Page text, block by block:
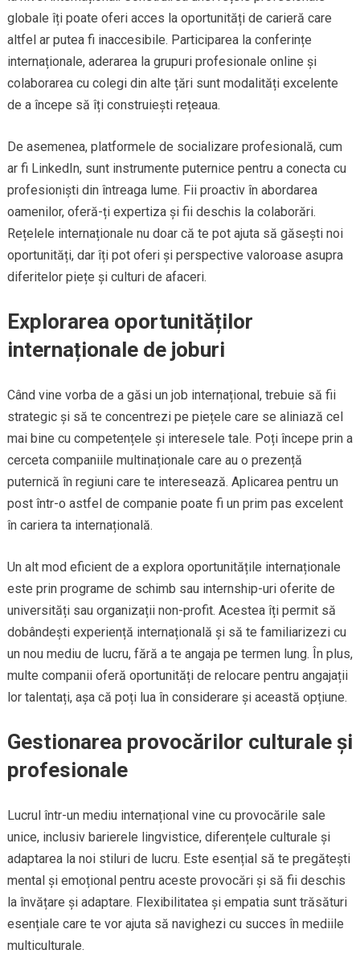
globale îți poate oferi acces la oportunități de carieră care
altfel ar putea fi inaccesibile. Participarea la conferințe
internaționale, aderarea la grupuri profesionale online și
colaborarea cu colegi din alte țări sunt modalități excelente
de a începe să îți construiești rețeaua.
De asemenea, platformele de socializare profesională, cum
ar fi LinkedIn, sunt instrumente puternice pentru a conecta cu
profesioniști din întreaga lume. Fii proactiv în abordarea
oamenilor, oferă-ți expertiza și fii deschis la colaborări.
Rețelele internaționale nu doar că te pot ajuta să găsești noi
oportunități, dar îți pot oferi și perspective valoroase asupra
diferitelor piețe și culturi de afaceri.
Explorarea oportunităților
internaționale de joburi
Când vine vorba de a găsi un job internațional, trebuie să fii
strategic și să te concentrezi pe piețele care se aliniază cel
mai bine cu competențele și interesele tale. Poți începe prin a
cerceta companiile multinaționale care au o prezență
puternică în regiuni care te interesează. Aplicarea pentru un
post într-o astfel de companie poate fi un prim pas excelent
în cariera ta internațională.
Un alt mod eficient de a explora oportunitățile internaționale
este prin programe de schimb sau internship-uri oferite de
universități sau organizații non-profit. Acestea îți permit să
dobândești experiență internațională și să te familiarizezi cu
un nou mediu de lucru, fără a te angaja pe termen lung. În plus,
multe companii oferă oportunități de relocare pentru angajații
lor talentați, așa că poți lua în considerare și această opțiune.
Gestionarea provocărilor culturale și
profesionale
Lucrul într-un mediu internațional vine cu provocările sale
unice, inclusiv barierele lingvistice, diferențele culturale și
adaptarea la noi stiluri de lucru. Este esențial să te pregătești
mental și emoțional pentru aceste provocări și să fii deschis
la învățare și adaptare. Flexibilitatea și empatia sunt trăsături
esențiale care te vor ajuta să navighezi cu succes în mediile
multiculturale.